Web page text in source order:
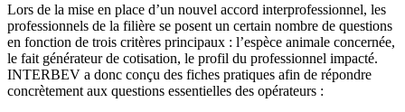
Lors de la mise en place d’un nouvel accord interprofessionnel, les
professionnels de la filière se posent un certain nombre de questions
en fonction de trois critères principaux : l’espèce animale concernée,
le fait générateur de cotisation, le profil du professionnel impacté.
INTERBEV a donc conçu des fiches pratiques afin de répondre
concrètement aux questions essentielles des opérateurs :